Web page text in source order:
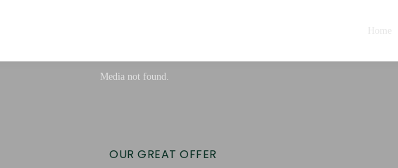
Home
OUR GREAT OFFER